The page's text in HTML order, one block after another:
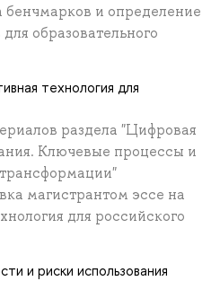
бенчмарков и определение
образовательного
технология для
раздела "Цифровая
Ключевые процессы и
магистрантом эссе на
для российского
и риски использования